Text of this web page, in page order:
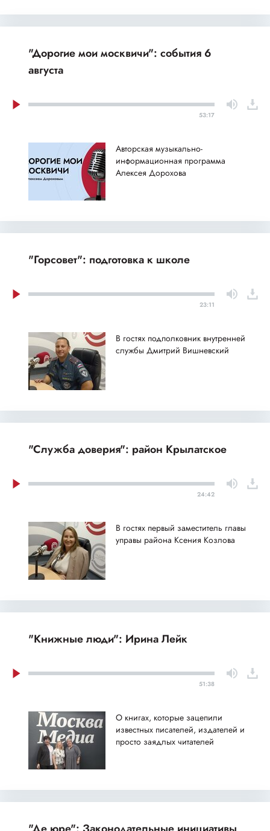
"Дорогие мои москвичи": события 6
августа
53:17
Авторская музыкально-
информационная программа
Алексея Дорохова
"Горсовет": подготовка к школе
23:11
В гостях подполковник внутренней
службы Дмитрий Вишневский
"Служба доверия": район Крылатское
24:42
В гостях первый заместитель главы
управы района Ксения Козлова
"Книжные люди": Ирина Лейк
51:38
О книгах, которые зацепили
известных писателей, издателей и
просто заядлых читателей